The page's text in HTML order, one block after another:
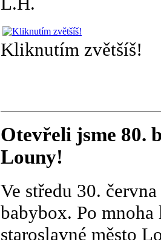
Kliknutím zvětšíš!
Otevřeli jsme 80.
Louny!
Ve středu 30.
babybox. Po
staroslavné město